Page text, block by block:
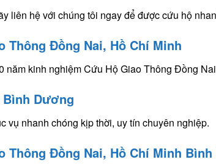
liên hệ với chúng tôi ngay để được cứu hộ
Thông Đồng Nai, Hồ Chí Minh
năm kinh nghiệm Cứu Hộ Giao Thông Đồng
Dương
vụ nhanh chóng kịp thời, uy tín chuyên nghiệp.
Thông Đồng Nai, Hồ Chí Minh